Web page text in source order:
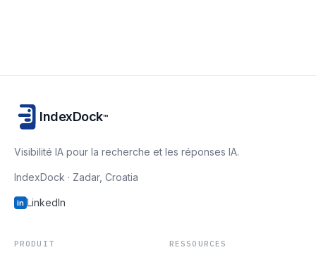
IndexDock™
Visibilité IA pour la recherche et les réponses IA.
IndexDock · Zadar, Croatia
in LinkedIn
PRODUIT RESSOURCES